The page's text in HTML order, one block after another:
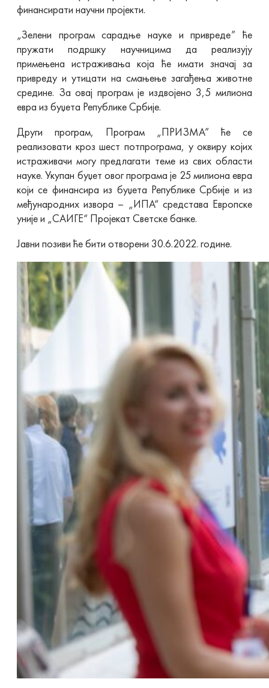
финансирати научни пројекти.
„Зелени програм сарадње науке и привреде” ће
пружати подршку научницима да реализују
примењена истраживања која ће имати значај за
привреду и утицати на смањење загађења животне
средине. За овај програм је издвојено 3,5 милиона
евра из буџета Републике Србије.
Други програм, Програм „ПРИЗМА” ће се
реализовати кроз шест потпрограма, у оквиру којих
истраживачи могу предлагати теме из свих области
науке. Укупан буџет овог програма је 25 милиона евра
који се финансира из буџета Републике Србије и из
међународних извора – „ИПА“ средстава Европске
уније и „САИГЕ“ Пројекат Светске банке.
Јавни позиви ће бити отворени 30.6.2022. године.